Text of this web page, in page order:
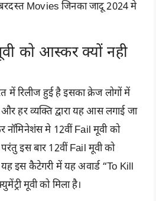
Movies जिनका जादू 2024 मे
को आस्कर क्यों नही
में रिलीज हुई है इसका क्रेज लोगों में
हर व्यक्ति द्वारा यह आस लगाई जा
मे 12वीं Fail मूवी को
इस बार 12वीं Fail मूवी को
इस कैटेगरी में यह अवार्ड “To Kill
मूवी को मिला है।